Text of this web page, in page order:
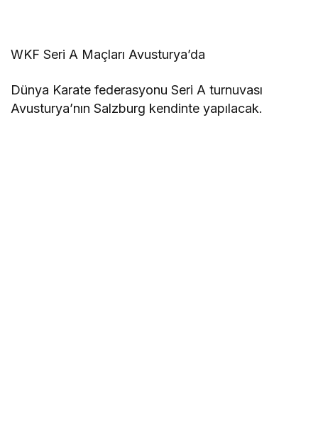
WKF Seri A Maçları Avusturya’da
Dünya Karate federasyonu Seri A turnuvası
Avusturya’nın Salzburg kendinte yapılacak.